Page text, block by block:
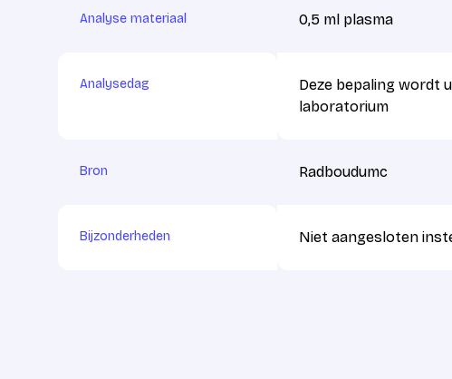
Analyse materiaal 0,5 ml plasma
Analysedag
Deze bepaling wordt
laboratorium
Bron Radboudumc
Bijzonderheden Niet aangesloten